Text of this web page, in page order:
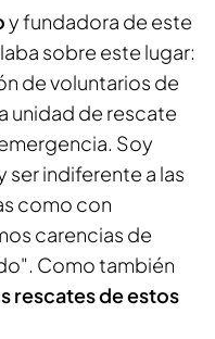
y fundadora de este
sobre este lugar:
de voluntarios de
unidad de rescate
Soy
ser indiferente a las
como con
carencias de
Como también
rescates de estos